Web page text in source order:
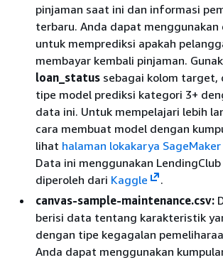
pinjaman saat ini dan informasi
terbaru. Anda dapat
untuk memprediksi apakah
membayar kembali pinjaman.
loan_status sebagai kolom target,
tipe model prediksi kategori 3+
data ini. Untuk mempelajari lebih
cara membuat model dengan
lihat halaman lokakarya SageMaker
Data ini menggunakan
diperoleh dari Kaggle
.
canvas-sample-maintenance.csv:
berisi data tentang karakteristik
dengan tipe kegagalan
Anda dapat menggunakan